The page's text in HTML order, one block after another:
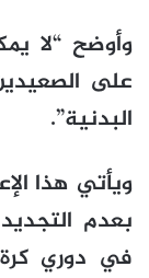
على
البدنية”.
ويأتي هذا
بعدم
في دوري كرة